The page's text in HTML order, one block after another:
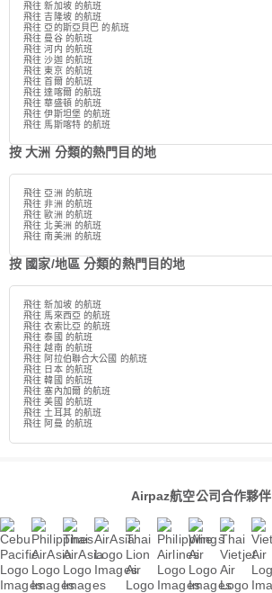
飛往 新加坡 的航班
飛往 吉隆坡 的航班
飛往 亞的斯亞貝巴 的航班
飛往 曼谷 的航班
飛往 河内 的航班
飛往 沙迦 的航班
飛往 東京 的航班
飛往 首爾 的航班
飛往 達喀爾 的航班
飛往 華盛頓 的航班
飛往 伊斯坦堡 的航班
飛往 馬斯喀特 的航班
按 大洲 分類的熱門目的地
飛往 亞洲 的航班
飛往 非洲 的航班
飛往 歐洲 的航班
飛往 北美洲 的航班
飛往 南美洲 的航班
按 國家/地區 分類的熱門目的地
飛往 新加坡 的航班
飛往 馬來西亞 的航班
飛往 衣索比亞 的航班
飛往 泰國 的航班
飛往 越南 的航班
飛往 阿拉伯聯合大公國 的航班
飛往 日本 的航班
飛往 韓國 的航班
飛往 塞內加爾 的航班
飛往 美國 的航班
飛往 土耳其 的航班
飛往 阿曼 的航班
Airpaz航空公司合作夥伴